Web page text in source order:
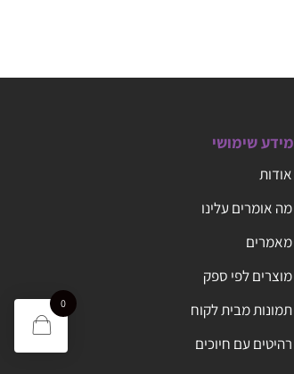
מידע שימושי
אודות
מה אומרים עלינו
מאמרים
מוצרים לפי ספק
תמונות מבית לקוח
רהיטים עם חיוכים
0